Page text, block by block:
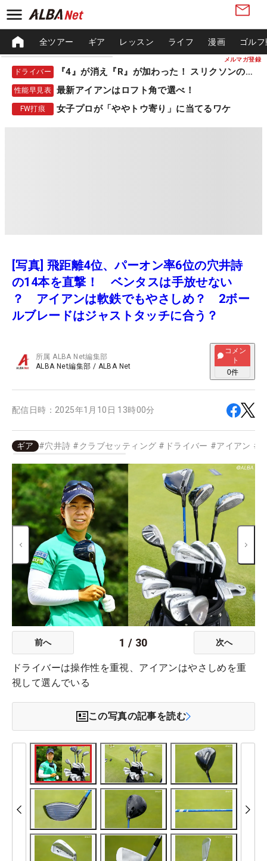
メルマガ登録
全ツアー ギア レッスン ライフ 漫画 ゴル
ドライバー 『4』が消え『R』が加わった！ スリクソンの新作
性能早見表 最新アイアンはロフト角で選べ！
FW打痕 女子プロが「ややトウ寄り」に当てるワケ
[写真] 飛距離4位、パーオン率6位の穴井詩
の14本を直撃！ ベンタスは手放せない
？ アイアンは軟鉄でもやさしめ？ 2ボー
ルブレードはジャストタッチに合う？
所属ALBA Net編集部
ALBA Net編集部 / ALBA Net
コメン
ト
0件
配信日時： 2025年1月10日 13時00分
ギア #穴井詩 # クラブセッティング # ドライバー #アイアン #
前へ 1 / 30 次へ
ドライバーは操作性を重視、アイアンはやさしめを重
視して選んでいる
この写真の記事を読む